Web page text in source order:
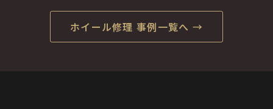
ホイール修理 事例一覧へ →